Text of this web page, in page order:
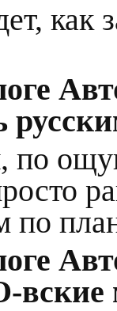
как
по
по